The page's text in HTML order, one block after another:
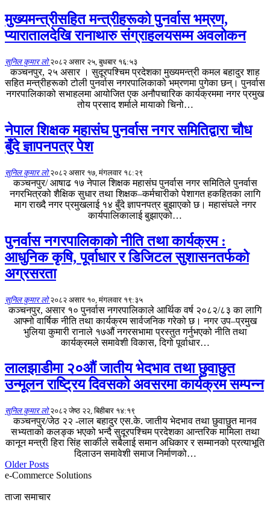
मुख्यमन्त्रीसहित मन्त्रीहरूको पुनर्वास भम्रण,
प्यारातालदेखि रानाथारु संग्राहलयसम्म अवलोकन
सुनिल कुमार लो२०८२ असार २५, बुधबार १६:५३
कञ्चनपुर, २५ असार । सुदूरपश्चिम प्रदेशका मुख्यमन्त्री कमल बहादुर शाह
सहित मन्त्रीहरूको टोली पुनर्वास नगरपालिकाको भम्रणमा पुगेका छन्। पुनर्वास
नगरपालिकाको सभाहलमा आयोजित एक अनौपचारिक कार्यक्रममा नगर प्रमुख
तोय प्रसाद शर्माले मायाको चिनो…
नेपाल शिक्षक महासंघ पुनर्वास नगर समितिद्वारा चौध
बुँदे ज्ञापनपत्र पेश
सुनिल कुमार लो२०८२ असार १७, मंगलवार १८:२९
कञ्चनपुर/ आषाढ १७ नेपाल शिक्षक महासंघ पुनर्वास नगर समितिले पुनर्वास
नगरभित्रको शैक्षिक सुधार तथा शिक्षक–कर्मचारीको पेशागत हकहितका लागि
माग राख्दै नगर प्रमुखलाई १४ बुँदे ज्ञापनपत्र बुझाएको छ। महासंघले नगर
कार्यपालिकालाई बुझाएको…
पुनर्वास नगरपालिकाको नीति तथा कार्यक्रम :
आधुनिक कृषि, पूर्वाधार र डिजिटल सुशासनतर्फको
अग्रसरता
सुनिल कुमार लो२०८२ असार १०, मंगलवार १९:३५
कञ्चनपुर, असार १० पुनर्वास नगरपालिकाले आर्थिक वर्ष २०८२/८३ का लागि
आफ्नो वार्षिक नीति तथा कार्यक्रम सार्वजनिक गरेको छ। नगर उप–प्रमुख
भुलिया कुमारी रानाले १७औं नगरसभामा प्रस्तुत गर्नुभएको नीति तथा
कार्यक्रमले समावेशी विकास, दिगो पूर्वाधार…
लालझाडीमा २०औं जातीय भेदभाव तथा छुवाछुत
उन्मूलन राष्ट्रिय दिवसको अवसरमा कार्यक्रम सम्पन्न
सुनिल कुमार लो२०८२ जेष्ठ २२, बिहीबार १४:१९
कञ्चनपुर/जेठ २२ -लाल बहादुर एस.के. जातीय भेदभाव तथा छुवाछुत मानव
सभ्यताको कलङ्क भएको भन्दै सुदूरपश्चिम प्रदेशका आन्तरिक मामिला तथा
कानून मन्त्री हिरा सिंह सार्कीले सबैलाई समान अधिकार र सम्मानको प्रत्याभूति
दिलाउन समावेशी समाज निर्माणको…
Older Posts
e-Commerce Solutions
ताजा समाचार